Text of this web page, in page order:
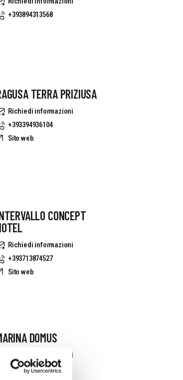
+393894313568
TERRA PRIZIUSA
Richiedi informazioni
+393394936104
Sito web
CONCEPT
Richiedi informazioni
+393713874527
Sito web
DOMUS
Richiedi informazioni
+393337073100